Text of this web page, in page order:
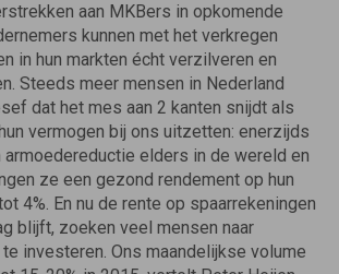
aan MKBers in opkomende
kunnen met het verkregen
in hun markten écht verzilveren en
Steeds meer mensen in Nederland
dat het mes aan 2 kanten snijdt als
vermogen bij ons uitzetten: enerzijds
armoedereductie elders in de wereld en
ze een gezond rendement op hun
4%. En nu de rente op spaarrekeningen
blijft, zoeken veel mensen naar
investeren. Ons maandelijkse volume